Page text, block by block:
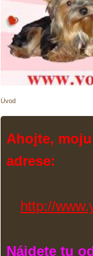
Úvod
Ahojte,
adrese:
http://
Nájdete tu